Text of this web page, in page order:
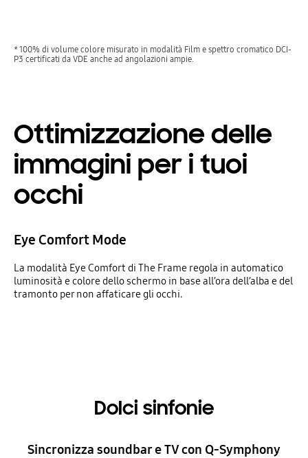
* 100% di volume colore misurato in modalità Film e spettro cromatico DCI-
P3 certificati da VDE anche ad angolazioni ampie.
Ottimizzazione delle
immagini per i tuoi
occhi
Eye Comfort Mode
La modalità Eye Comfort di The Frame regola in automatico
luminosità e colore dello schermo in base all’ora dell’alba e del
tramonto per non affaticare gli occhi.
Dolci sinfonie
Sincronizza soundbar e TV con Q-Symphony